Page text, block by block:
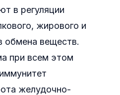
в регуляции
жирового и
обмена веществ.
при всем этом
желудочно-